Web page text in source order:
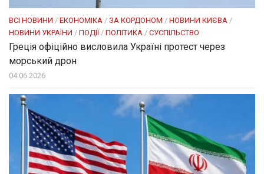
ВСІ НОВИНИ / ЕКОНОМІКА / ЗА КОРДОНОМ / НОВИНИ КИЄВА /
НОВИНИ УКРАЇНИ / ПОДІЇ / ПОЛІТИКА / СУСПІЛЬСТВО
Греція офіційно висловила Україні протест через
морський дрон
04.06.2026